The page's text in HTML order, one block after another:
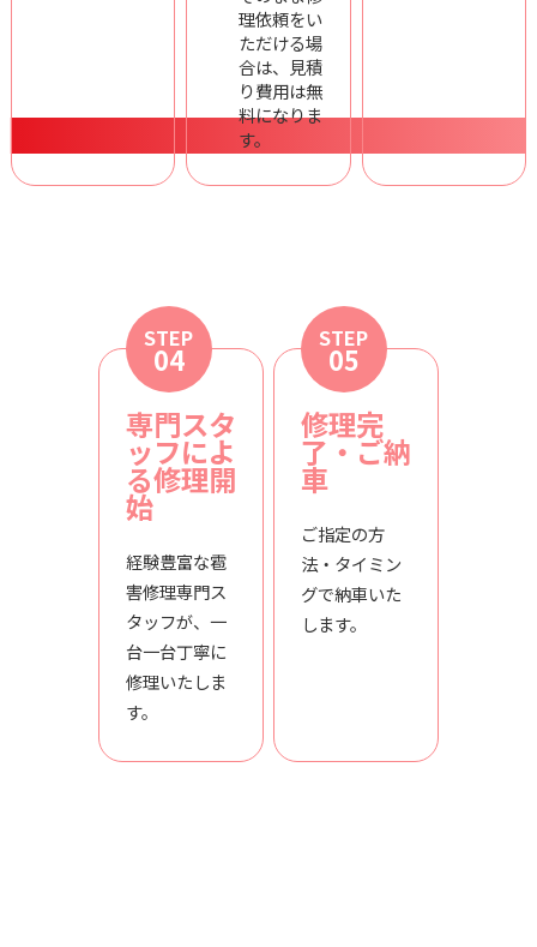
理依頼をい
ただける場
合は、見積
り費用は無
料になりま
す。
STEP
04
専門スタ
ッフによ
る修理開
始
経験豊富な雹
害修理専門ス
タッフが、一
台一台丁寧に
修理いたしま
す。
STEP
05
修理完
了・ご納
車
ご指定の方
法・タイミン
グで納車いた
します。